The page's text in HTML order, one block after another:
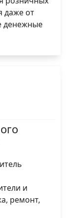
даже от
денежные
и
ремонт,